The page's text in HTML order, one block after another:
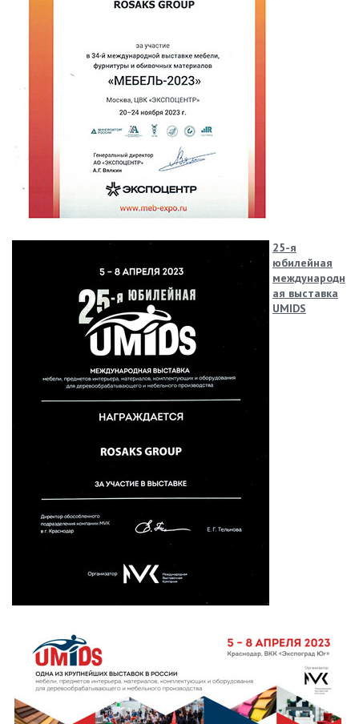
25-я
юбилейная
международн
ая выставка
UMIDS